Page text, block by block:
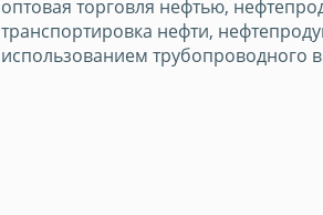
оптовая торговля нефтью,
транспортировка нефти,
использованием трубопроводного